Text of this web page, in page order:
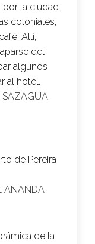
por la ciudad
coloniales,
Allí,
del
algunos
al hotel.
SAZAGUA
de Pereira
ANANDA
de la